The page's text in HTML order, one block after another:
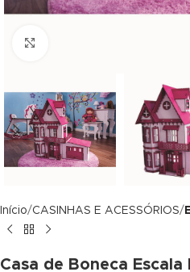
panel
panel
panel
panel
Início CASINHAS E ACESSÓRIOS
Casa de Boneca